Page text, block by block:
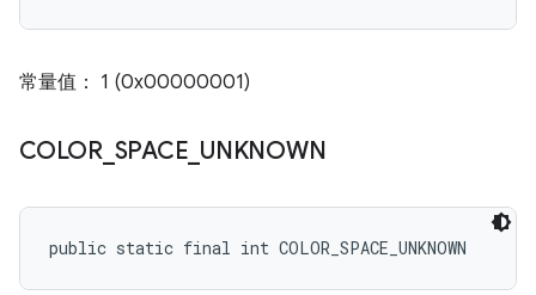
常量值： 1 (0x00000001)
COLOR_ SPACE UNKNOWN
public static final int COLOR_SPACE_UNKNOWN